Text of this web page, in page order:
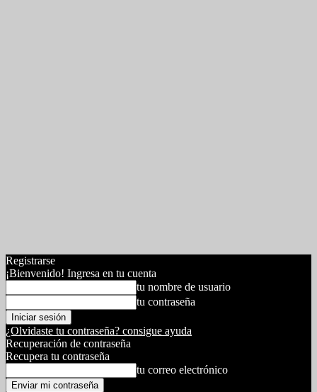
Registrarse
¡Bienvenido! Ingresa en tu cuenta
tu nombre de usuario
tu contraseña
¿Olvidaste tu contraseña? consigue ayuda
Recuperación de contraseña
Recupera tu contraseña
tu correo electrónico